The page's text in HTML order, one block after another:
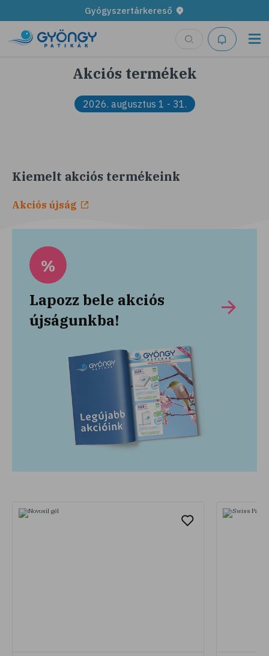
Gyógyszertárkereső
Akciós termékek
2026. augusztus 1 - 31.
Kiemelt akciós termékeink
Akciós újság
%
Lapozz bele akciós
újságunkba!